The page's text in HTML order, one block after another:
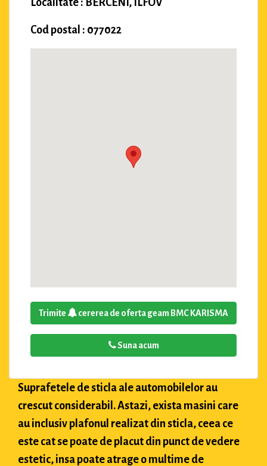
Cod postal : 077022
Trimite cererea de oferta geam BMC KARISMA
Suna acum
Suprafetele de sticla ale automobilelor au
crescut considerabil. Astazi, exista masini care
au inclusiv plafonul realizat din sticla, ceea ce
este cat se poate de placut din punct de vedere
estetic, insa poate atrage o multime de